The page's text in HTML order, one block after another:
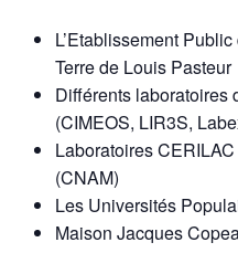
L’Etablissement
Terre de Louis Pasteur
Différents laboratoires
(CIMEOS, LIR3S,
Laboratoires
(CNAM)
Les Universités
Maison Jacques